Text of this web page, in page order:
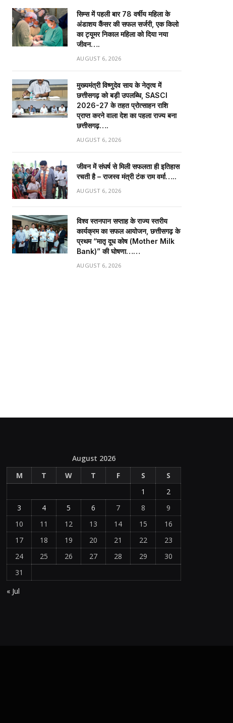
सिम्स में पहली बार 78 वर्षीय महिला के
अंडाशय कैंसर की सफल सर्जरी, एक किलो
का ट्यूमर निकाल महिला को दिया नया
जीवन….
AUGUST 6, 2026
मुख्यमंत्री विष्णुदेव साय के नेतृत्व में
छत्तीसगढ़ को बड़ी उपलब्धि, SASCI
2026-27 के तहत प्रोत्साहन राशि
प्राप्त करने वाला देश का पहला राज्य बना
छत्तीसगढ़….
AUGUST 6, 2026
जीवन में संघर्ष से मिली सफलता ही इतिहास
रचती है – राजस्व मंत्री टंक राम वर्मा…..
AUGUST 6, 2026
विश्व स्तनपान सप्ताह के राज्य स्तरीय
कार्यक्रम का सफल आयोजन, छत्तीसगढ़ के
प्रथम “मातृ दूध कोष (Mother Milk
Bank)” की घोषणा……
AUGUST 6, 2026
August 2026
M
T W T F S
S
1
2
3
4 5 6 7 8
9
10
11 12 13 14 15
16
17
18 19 20 21 22
23
24
25 26 27 28 29
30
31
« Jul